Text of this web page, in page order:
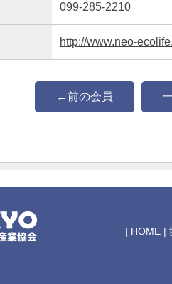
099-285-2210
http://www.neo-
←前の会員
| HOME |